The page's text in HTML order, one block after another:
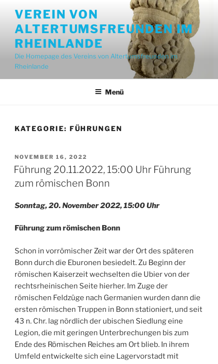
Inhalt
springen
VEREIN VON
ALTERTUMSFREUNDEN IM
RHEINLANDE
Die Homepage des Vereins von Altertumsfreunden im
Rheinlande
Menü
KATEGORIE: FÜHRUNGEN
VERÖFFENTLICHT
AM
NOVEMBER 16, 2022
Führung 20.11.2022, 15:00 Uhr Führung
zum römischen Bonn
Sonntag, 20. November 2022, 15:00 Uhr
Führung zum römischen Bonn
Schon in vorrömischer Zeit war der Ort des späteren
Bonn durch die Eburonen besiedelt. Zu Beginn der
römischen Kaiserzeit wechselten die Ubier von der
rechtsrheinischen Seite hierher. Im Zuge der
römischen Feldzüge nach Germanien wurden dann die
ersten römischen Truppen in Bonn stationiert, und seit
43 n. Chr. lag nördlich der ubischen Siedlung eine
Legion, die mit geringen Unterbrechungen bis zum
Ende des Römischen Reiches am Ort blieb. In ihrem
Umfeld entwickelte sich eine Lagervorstadt mit